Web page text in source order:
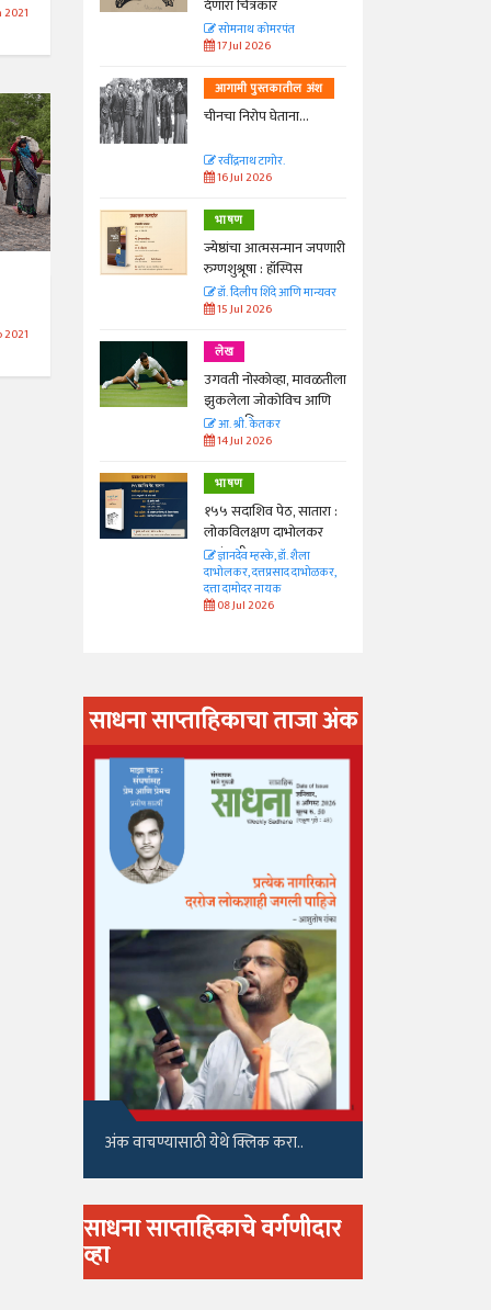
2021
अंश
जपणारी
मान्यवर
देणारा चित्रकार
सोमनाथ कोमरपंत
17 Jul 2026
आगामी पुस्तकातील अंश
चीनचा निरोप घेताना...
रवींद्रनाथ टागोर.
16 Jul 2026
भाषण
ज्येष्ठांचा आत्मसन्मान जपणारी
रुग्णशुश्रूषा : हॉस्पिस
डॉ. दिलीप शिंदे आणि मान्यवर
15 Jul 2026
लेख
उगवती नोस्कोव्हा, मावळतीला
झुकलेला जोकोविच आणि
दरम्यान विम्बल्डन
आ. श्री. केतकर
14 Jul 2026
भाषण
१५५ सदाशिव पेठ, सातारा :
लोकविलक्षण दाभोलकर
कुटुंबाची कथा
ज्ञानदेव म्हस्के, डॉ. शैला
दाभोलकर, दत्तप्रसाद दाभोळकर,
दत्ता दामोदर नायक
08 Jul 2026
साधना साप्ताहिकाचा ताजा अंक
अंक वाचण्यासाठी येथे क्लिक करा..
साधना साप्ताहिकाचे वर्गणीदार
व्हा